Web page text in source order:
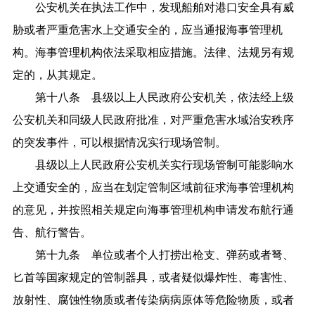
公安机关在执法工作中，发现船舶对港口安全具有威
胁或者严重危害水上交通安全的，应当通报海事管理机
构。海事管理机构依法采取相应措施。法律、法规另有规
定的，从其规定。
第十八条 县级以上人民政府公安机关，依法经上级
公安机关和同级人民政府批准，对严重危害水域治安秩序
的突发事件，可以根据情况实行现场管制。
县级以上人民政府公安机关实行现场管制可能影响水
上交通安全的，应当在划定管制区域前征求海事管理机构
的意见，并按照相关规定向海事管理机构申请发布航行通
告、航行警告。
第十九条 单位或者个人打捞出枪支、弹药或者弩、
匕首等国家规定的管制器具，或者疑似爆炸性、毒害性、
放射性、腐蚀性物质或者传染病病原体等危险物质，或者